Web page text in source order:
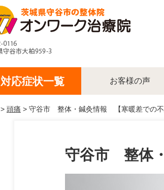
対応症状一覧 お客様の声
> 頭痛 > 守谷市 整体・鍼灸情報 【寒暖差での不
守谷市 整体